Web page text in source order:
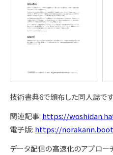
技術書典6で頒布した同人誌です
関連記事: https://
電子版: https://
データ配信の高速化のアプロー